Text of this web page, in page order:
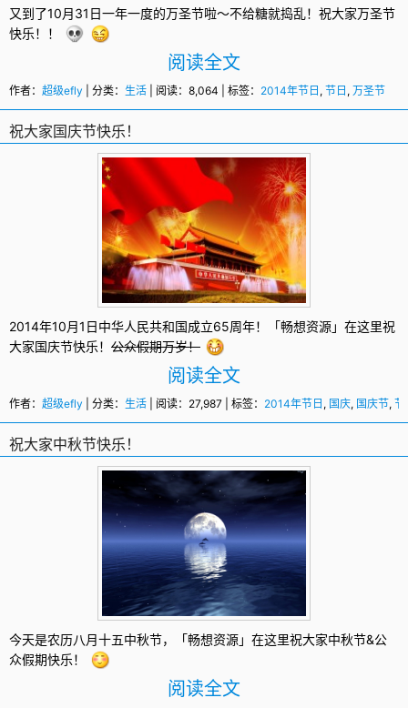
又到了10月31日一年一度的万圣节啦～不给糖就捣乱！祝大家万圣节
快乐！！
阅读全文
作者： 超级efly | 分类： 生活 | 阅读：8,064 | 标签： 2014年节日 , 节日 , 万圣节
祝大家国庆节快乐！
2014年10月1日中华人民共和国成立65周年！「畅想资源」在这里祝
大家国庆节快乐！ 公众假期万岁！
阅读全文
作者： 超级efly | 分类： 生活 | 阅读：27,987 | 标签： 2014年节日 , 国庆, 国庆节, 节
祝大家中秋节快乐！
今天是农历八月十五中秋节，「畅想资源」在这里祝大家中秋节&公
众假期快乐！
阅读全文